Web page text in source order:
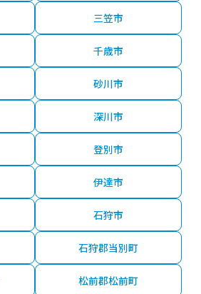
三笠市
千歳市
砂川市
深川市
登別市
伊達市
石狩市
石狩郡当別町
松前郡松前町